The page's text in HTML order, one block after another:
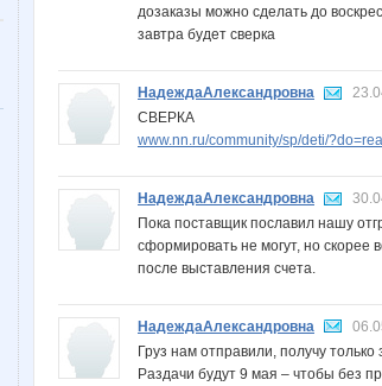
дозаказы можно сделать до
завтра будет сверка
НадеждаАлександровна
СВЕРКА
www.nn.ru/community/sp/deti/
НадеждаАлександровна
Пока поставщик пославил нашу
сформировать не могут, но скорее
после выставления счета.
НадеждаАлександровна
Груз нам отправили, получу только
Раздачи будут 9 мая – чтобы без